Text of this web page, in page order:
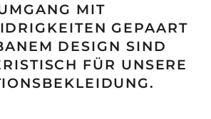
MIT
GEPAART
DESIGN SIND
FÜR UNSERE